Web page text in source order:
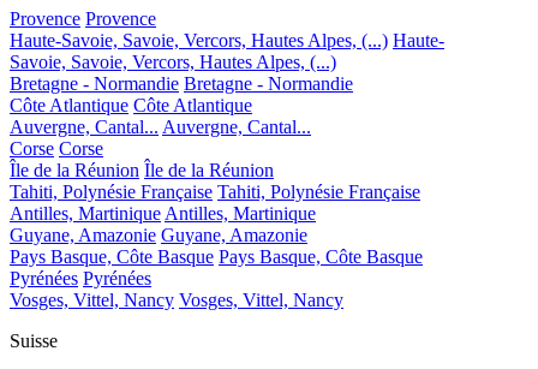
Provence Provence
Haute-Savoie, Savoie, Vercors, Hautes Alpes, (...) Haute-
Savoie, Savoie, Vercors, Hautes Alpes, (...)
Bretagne - Normandie Bretagne - Normandie
Côte Atlantique Côte Atlantique
Auvergne, Cantal... Auvergne, Cantal...
Corse Corse
Île de la Réunion Île de la Réunion
Tahiti, Polynésie Française Tahiti, Polynésie Française
Antilles, Martinique Antilles, Martinique
Guyane, Amazonie Guyane, Amazonie
Pays Basque, Côte Basque Pays Basque, Côte Basque
Pyrénées Pyrénées
Vosges, Vittel, Nancy Vosges, Vittel, Nancy
Suisse